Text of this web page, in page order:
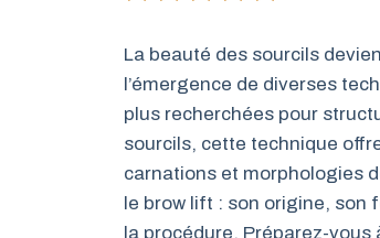
La beauté des sourcils
l’émergence de diverses
plus recherchées pour
sourcils, cette technique
carnations et morphologies
le brow lift : son origine, son
la procédure. Préparez-